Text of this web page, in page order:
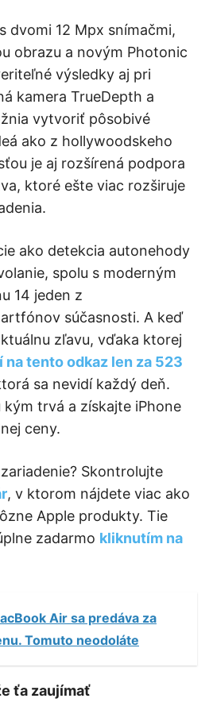
dvomi 12 Mpx snímačmi,
obrazu a novým Photonic
výsledky aj pri
kamera TrueDepth a
vytvoriť pôsobivé
ako z hollywoodskeho
je aj rozšírená podpora
ktoré ešte viac rozširuje
ako detekcia autonehody
spolu s moderným
14 jeden z
súčasnosti. A keď
zľavu, vďaka ktorej
na tento odkaz len za 523
sa nevidí každý deň.
trvá a získajte iPhone
ceny.
Skontrolujte
, v ktorom nájdete viac ako
Apple produkty. Tie
zadarmo kliknutím na
Air sa predáva za
Tomuto neodoláte
ťa zaujímať